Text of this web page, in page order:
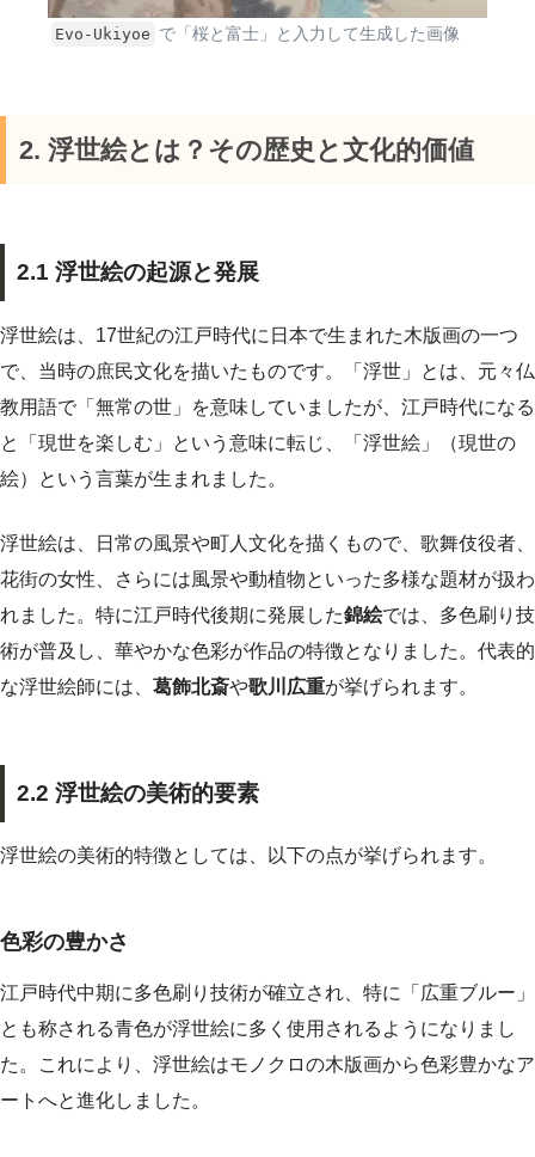
Evo-Ukiyoe で「桜と富士」と入力して生成した画像
2. 浮世絵とは？その歴史と文化的価値
2.1 浮世絵の起源と発展
浮世絵は、17世紀の江戸時代に日本で生まれた木版画の一つ
で、当時の庶民文化を描いたものです。「浮世」とは、元々仏
教用語で「無常の世」を意味していましたが、江戸時代になる
と「現世を楽しむ」という意味に転じ、「浮世絵」（現世の
絵）という言葉が生まれました。
浮世絵は、日常の風景や町人文化を描くもので、歌舞伎役者、
花街の女性、さらには風景や動植物といった多様な題材が扱わ
れました。特に江戸時代後期に発展した錦絵では、多色刷り技
術が普及し、華やかな色彩が作品の特徴となりました。代表的
な浮世絵師には、 葛飾北斎や歌川広重が挙げられます。
2.2 浮世絵の美術的要素
浮世絵の美術的特徴としては、以下の点が挙げられます。
色彩の豊かさ
江戸時代中期に多色刷り技術が確立され、特に「広重ブルー」
とも称される青色が浮世絵に多く使用されるようになりまし
た。これにより、浮世絵はモノクロの木版画から色彩豊かなア
ートへと進化しました。